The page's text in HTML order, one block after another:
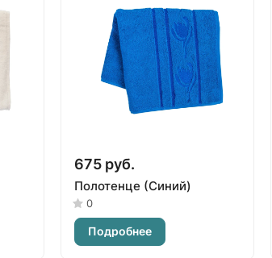
675 руб.
Полотенце (Синий)
0
Подробнее